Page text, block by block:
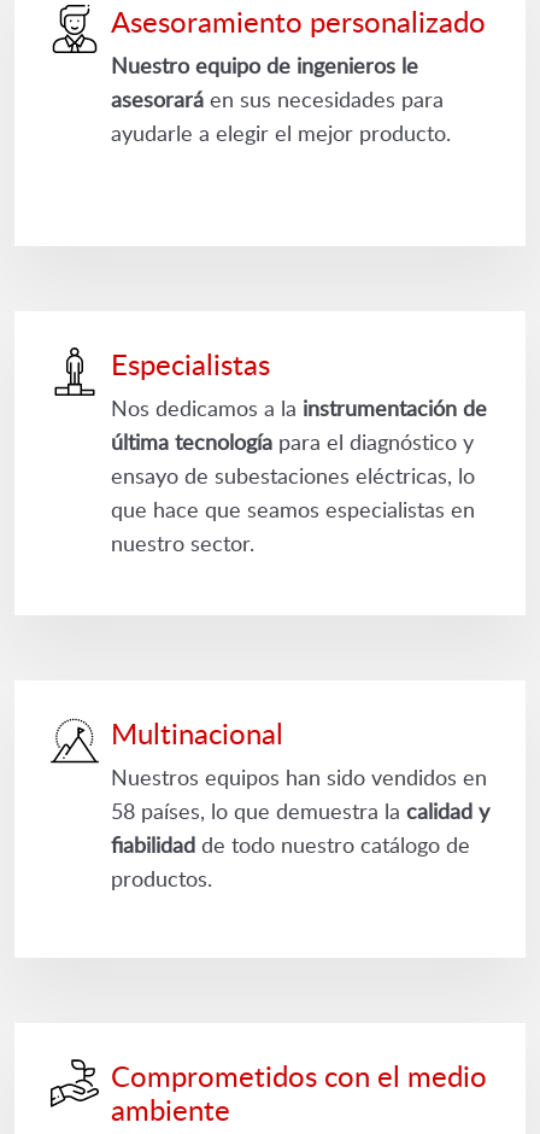
Asesoramiento personalizado
Nuestro equipo de ingenieros le
asesorará en sus necesidades para
ayudarle a elegir el mejor producto.
Especialistas
Nos dedicamos a la instrumentación de
última tecnología para el diagnóstico y
ensayo de subestaciones eléctricas, lo
que hace que seamos especialistas en
nuestro sector.
Multinacional
Nuestros equipos han sido vendidos en
58 países, lo que demuestra la calidad y
fiabilidad de todo nuestro catálogo de
productos.
Comprometidos con el medio
ambiente